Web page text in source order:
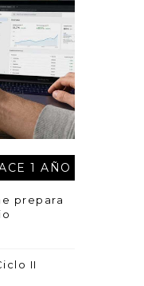
1 AÑO
prepara
II